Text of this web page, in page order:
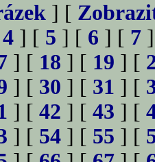
] [
4 ] [ 5 ] [ 6 ] [ 7
] [ 18 ] [ 19 ] [
] [ 30 ] [ 31 ] [
] [ 42 ] [ 43 ] [
] [ 54 ] [ 55 ] [